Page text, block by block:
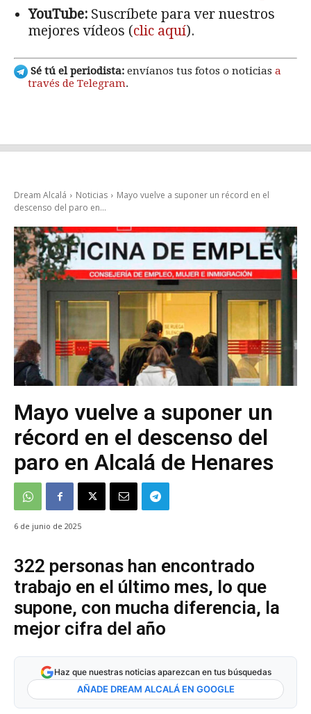
YouTube: Suscríbete para ver nuestros
mejores vídeos (clic aquí).
Sé tú el periodista: envíanos tus fotos o noticias a
través de Telegram.